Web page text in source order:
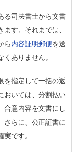
る司法書士から文書
す。それまでは、
ら内容証明郵便を送
ありません。
を指定して一括の返
おいては、分割払い
合意内容を文書にし
さらに、公正証書に
です。